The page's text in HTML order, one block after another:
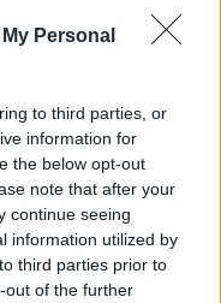
Personal
to third parties, or
information for
the below opt-out
note that after your
continue seeing
information utilized by
third parties prior to
out of the further
Bicske Kelet
és négy új,
az M1-es